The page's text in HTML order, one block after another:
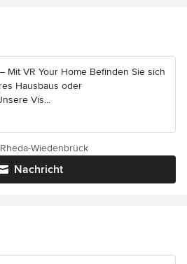
Mit VR Your Home Befinden Sie sich
Hausbaus oder
Vis...
Nachricht
Wiedenbrück